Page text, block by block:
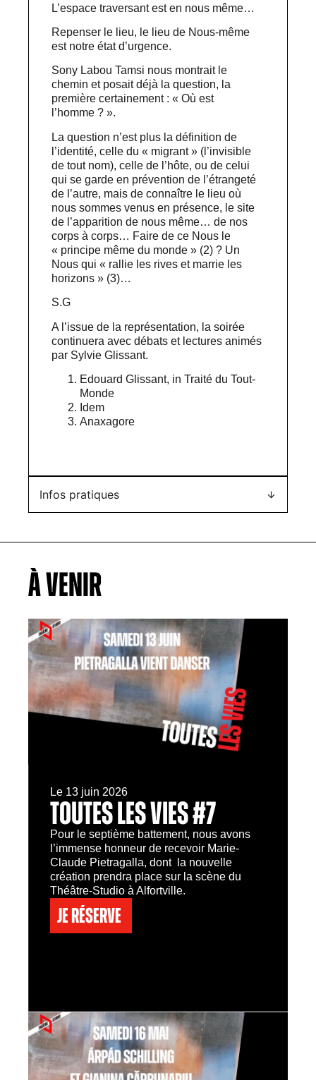
L’espace traversant est en nous même…
Repenser le lieu, le lieu de Nous-même
est notre état d’urgence.
Sony Labou Tamsi nous montrait le
chemin et posait déjà la question, la
première certainement : « Où est
l’homme ? ».
La question n’est plus la définition de
l’identité, celle du « migrant » (l’invisible
de tout nom), celle de l’hôte, ou de celui
qui se garde en prévention de l’étrangeté
de l’autre, mais de connaître le lieu où
nous sommes venus en présence, le site
de l’apparition de nous même… de nos
corps à corps… Faire de ce Nous le
« principe même du monde » (2) ? Un
Nous qui « rallie les rives et marrie les
horizons » (3)…
S.G
A l’issue de la représentation, la soirée
continuera avec débats et lectures animés
par Sylvie Glissant.
Edouard Glissant, in Traité du Tout-
Monde
Idem
Anaxagore
Infos pratiques
À VENIR
Le 13 juin 2026
TOUTES LES VIES #7
Pour le septième battement, nous avons
l’immense honneur de recevoir Marie-
Claude Pietragalla, dont la nouvelle
création prendra place sur la scène du
Théâtre-Studio à Alfortville.
Je réserve